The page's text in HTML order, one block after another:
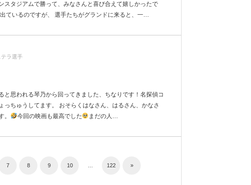
スタジアムで勝って、みなさんと喜び合えて嬉しかったで
ているのですが、 選手たちがグランドに来ると、一…
テラ選手
と思われる琴乃から回ってきました、ちなりです！名探偵コ
っちゅうしてます。 おそらくはなさん、はるさん、かなさ
。
今回の映画も最高でした まだの人…
7 8 9 10 122 »